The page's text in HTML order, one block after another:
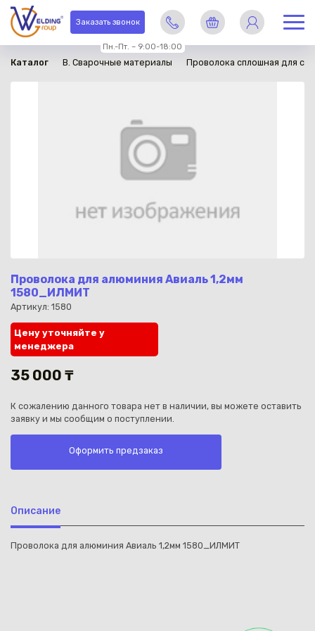
Заказать звонок
Пн.-Пт. – 9:00-18:00
Каз
Каталог B. Сварочные материалы Проволока сплошная для
Проволока для алюминия Авиаль 1,2мм
1580_ИЛМИТ
Артикул: 1580
в наличии
Цену уточняйте у
менеджера
35 000 ₸
К сожалению данного товара нет в наличии, вы можете оставить
заявку и мы сообщим о поступлении.
Оформить предзаказ
Описание
Проволока для алюминия Авиаль 1,2мм 1580_ИЛМИТ